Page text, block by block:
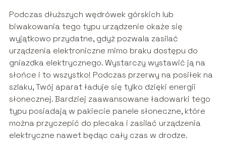
Podczas dłuższych wędrówek górskich lub
biwakowania tego typu urządzenie okaże się
wyjątkowo przydatne, gdyż pozwala zasilać
urządzenia elektroniczne mimo braku dostępu do
gniazdka elektrycznego. Wystarczy wystawić ją na
słońce i to wszystko! Podczas przerwy na posiłek na
szlaku, Twój aparat ładuje się tylko dzięki energii
słonecznej. Bardziej zaawansowane ładowarki tego
typu posiadają w pakiecie panele słoneczne, które
można przyczepić do plecaka i zasilać urządzenia
elektryczne nawet będąc cały czas w drodze.